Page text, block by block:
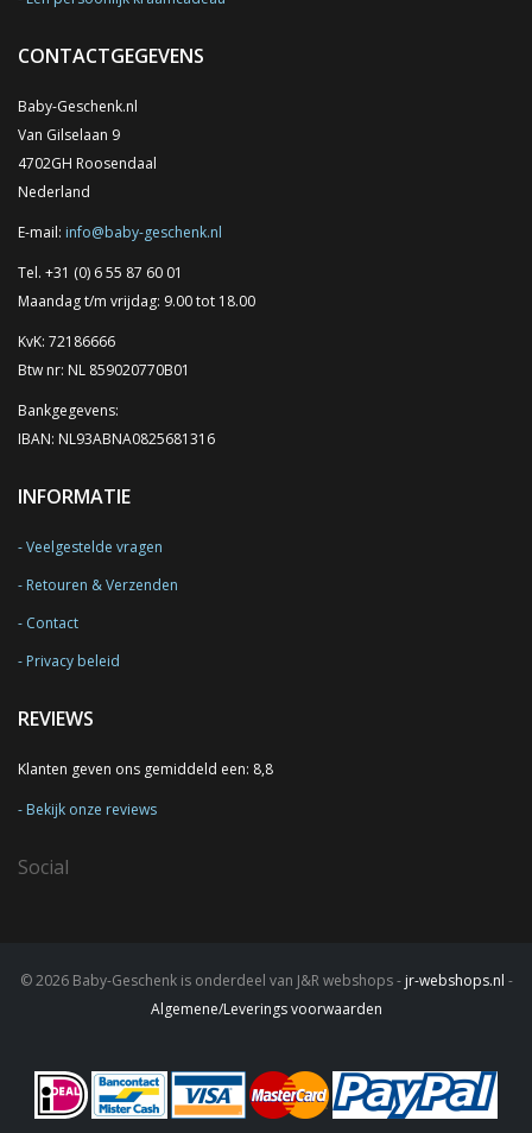
CONTACTGEGEVENS
Baby-Geschenk.nl
Van Gilselaan 9
4702GH Roosendaal
Nederland
E-mail: info@baby-geschenk.nl
Tel. +31 (0) 6 55 87 60 01
Maandag t/m vrijdag: 9.00 tot 18.00
KvK: 72186666
Btw nr: NL 859020770B01
Bankgegevens:
IBAN: NL93ABNA0825681316
INFORMATIE
Veelgestelde vragen
Retouren & Verzenden
Contact
Privacy beleid
REVIEWS
Klanten geven ons gemiddeld een: 8,8
Bekijk onze reviews
Social
© 2026 Baby-Geschenk is onderdeel van J&R webshops - jr-webshops.nl -
Algemene/Leverings voorwaarden